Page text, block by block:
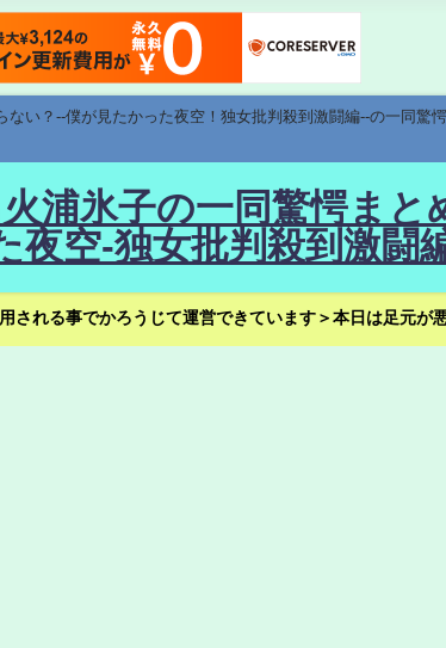
い？--僕が見たかった夜空！独女批判殺到激闘編--の一同驚
浦氷子の一同驚愕まと
夜空-独女批判殺到激闘
れる事でかろうじて運営できています＞本日は足元が